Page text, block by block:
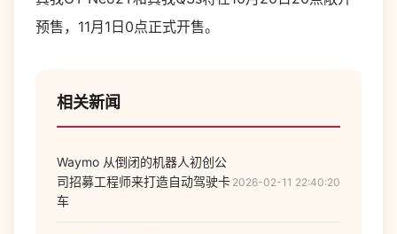
预售，11月1日0点正式开售。
相关新闻
Waymo 从倒闭的机器人初创公
司招募工程师来打造自动驾驶卡
车
2026-02-11 22:40:20